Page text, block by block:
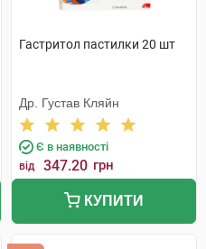
Гастритол пастилки 20 шт
Др. Густав Кляйн
Є в наявності
від 347.20 грн
КУПИТИ